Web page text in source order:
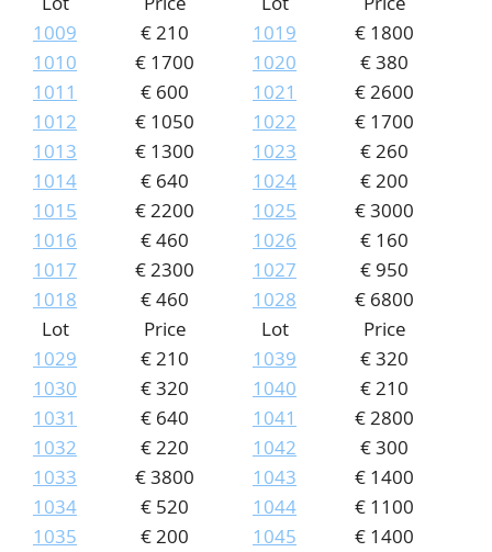
1009
€ 210
1010
€ 1700
1011
€ 600
1012
€ 1050
1013
€ 1300
1014
€ 640
1015
€ 2200
1016
€ 460
1017
€ 2300
1018
€ 460
1019
€ 1800
1020
€ 380
1021
€ 2600
1022
€ 1700
1023
€ 260
1024
€ 200
1025
€ 3000
1026
€ 160
1027
€ 950
1028
€ 6800
Lot
Price
1029
€ 210
1030
€ 320
1031
€ 640
1032
€ 220
1033
€ 3800
1034
€ 520
1035
€ 200
Lot
Price
1039
€ 320
1040
€ 210
1041
€ 2800
1042
€ 300
1043
€ 1400
1044
€ 1100
1045
€ 1400